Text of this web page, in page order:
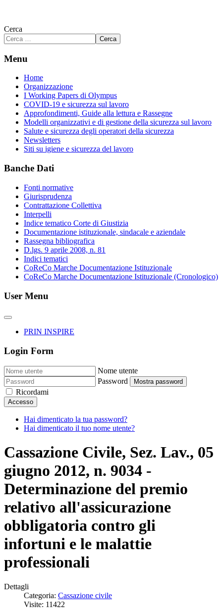
Cerca
Cerca
Menu
Home
Organizzazione
I Working Papers di Olympus
COVID-19 e sicurezza sul lavoro
Approfondimenti, Guide alla lettura e Rassegne
Modelli organizzativi e di gestione della sicurezza sul lavoro
Salute e sicurezza degli operatori della sicurezza
Newsletters
Siti su igiene e sicurezza del lavoro
Banche Dati
Fonti normative
Giurisprudenza
Contrattazione Collettiva
Interpelli
Indice tematico Corte di Giustizia
Documentazione istituzionale, sindacale e aziendale
Rassegna bibliografica
D.lgs. 9 aprile 2008, n. 81
Indici tematici
CoReCo Marche Documentazione Istituzionale
CoReCo Marche Documentazione Istituzionale (Cronologico)
User Menu
PRIN INSPIRE
Login Form
Nome utente
Password
Mostra password
Ricordami
Accesso
Hai dimenticato la tua password?
Hai dimenticato il tuo nome utente?
Cassazione Civile, Sez. Lav., 05
giugno 2012, n. 9034 -
Determinazione del premio
relativo all'assicurazione
obbligatoria contro gli
infortuni e le malattie
professionali
Dettagli
Categoria: Cassazione civile
Visite: 11422